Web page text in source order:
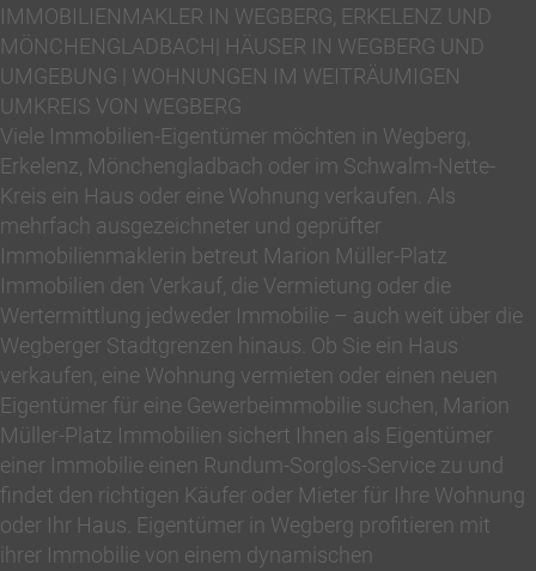
IMMOBILIENMAKLER IN WEGBERG, ERKELENZ UND
MÖNCHENGLADBACH| HÄUSER IN WEGBERG UND
UMGEBUNG | WOHNUNGEN IM WEITRÄUMIGEN
UMKREIS VON WEGBERG
Viele Immobilien-Eigentümer möchten in Wegberg,
Erkelenz, Mönchengladbach oder im Schwalm-Nette-
Kreis ein Haus oder eine Wohnung verkaufen. Als
mehrfach ausgezeichneter und geprüfter
Immobilienmaklerin betreut Marion Müller-Platz
Immobilien den Verkauf, die Vermietung oder die
Wertermittlung jedweder Immobilie – auch weit über die
Wegberger Stadtgrenzen hinaus. Ob Sie ein Haus
verkaufen, eine Wohnung vermieten oder einen neuen
Eigentümer für eine Gewerbeimmobilie suchen, Marion
Müller-Platz Immobilien sichert Ihnen als Eigentümer
einer Immobilie einen Rundum-Sorglos-Service zu und
findet den richtigen Käufer oder Mieter für Ihre Wohnung
oder Ihr Haus. Eigentümer in Wegberg profitieren mit
ihrer Immobilie von einem dynamischen